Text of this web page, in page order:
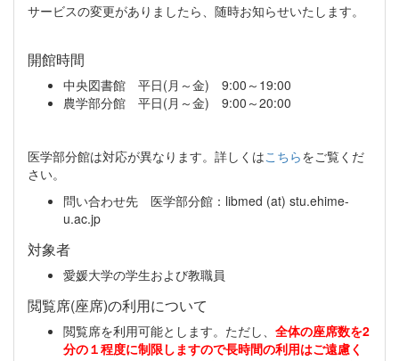
サービスの変更がありましたら、随時お知らせいたします。
開館時間
中央図書館 平日(月～金) 9:00～19:00
農学部分館 平日(月～金) 9:00～20:00
医学部分館は対応が異なります。詳しくはこちらをご覧くだ
さい。
問い合わせ先 医学部分館：libmed (at) stu.ehime-
u.ac.jp
対象者
愛媛大学の学生および教職員
閲覧席(座席)の利用について
閲覧席を利用可能とします。ただし、 全体の座席数を2
分の１程度に制限しますので長時間の利用はご遠慮く